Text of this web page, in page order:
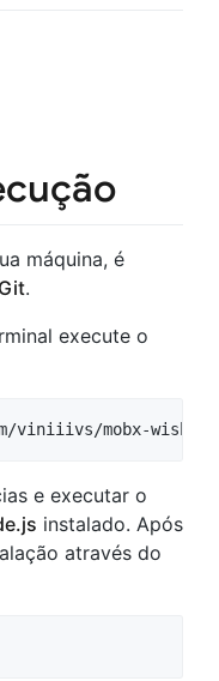
máquina, é
Git.
execute o
viniiivs/mobx-
e executar o
instalado. Após
através do